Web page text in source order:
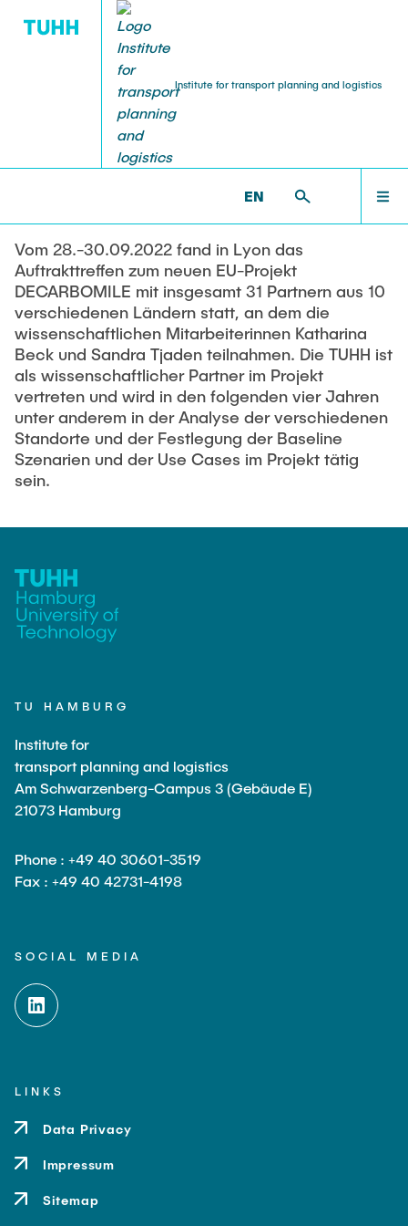
Institute for transport planning and logistics
EN
External teaching staff
Alumni - Ehemalige
EDUCATION
Lehrveranstaltungen mit Schwerpunkt Logistik
Lehrveranstaltungen mit Schwerpunkt
Verkehrsplanung
Studentische Arbeit schreiben und Ideenbörse
Abgeschlossene studentische Arbeiten
RESEARCH
Completed projects
Lectures
Autonomes Fahren im ÖV und Barrierefreiheit
Logistics and sustainability
Land-use and transport planning
PUBLICATIONS
ECTL Working Paper
Harburger Berichte zur Verkehrsplanung und
Logistik
Promotionen
Book tips
Medien
Kick-off zum EU-Projekt
DECARBOMILE in Lyon
Vom 28.-30.09.2022 fand in Lyon das
Auftrakttreffen zum neuen EU-Projekt
DECARBOMILE mit insgesamt 31 Partnern aus 10
verschiedenen Ländern statt, an dem die
wissenschaftlichen Mitarbeiterinnen Katharina
Beck und Sandra Tjaden teilnahmen. Die TUHH ist
als wissenschaftlicher Partner im Projekt
vertreten und wird in den folgenden vier Jahren
unter anderem in der Analyse der verschiedenen
Standorte und der Festlegung der Baseline
Szenarien und der Use Cases im Projekt tätig
sein.
TU HAMBURG
Institute for
transport planning and logistics
Am Schwarzenberg-Campus 3 (Gebäude E)
21073 Hamburg
Phone : +49 40 30601-3519
Fax : +49 40 42731-4198
SOCIAL MEDIA
LINKS
Data Privacy
Impressum
Sitemap